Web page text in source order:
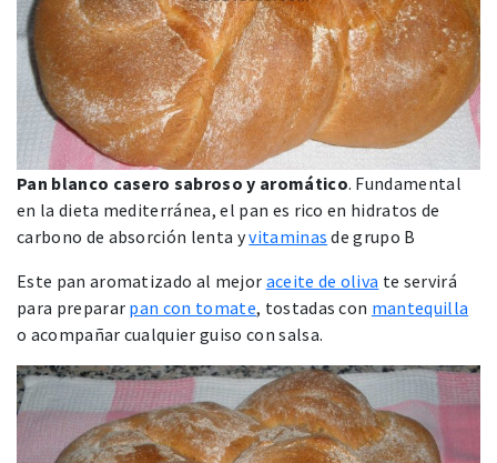
Pan blanco casero sabroso y aromático. Fundamental
en la dieta mediterránea, el pan es rico en hidratos de
carbono de absorción lenta yvitaminas de grupo B
Este pan aromatizado al mejor aceite de oliva te servirá
para preparar pan con tomate, tostadas con mantequilla
o acompañar cualquier guiso con salsa.